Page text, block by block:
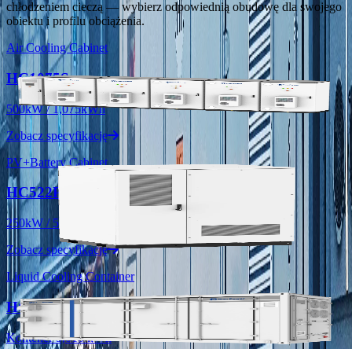
chłodzeniem cieczą — wybierz odpowiednią obudowę dla swojego
obiektu i profilu obciążenia.
Air Cooling Cabinet
HC1075S
500kW / 1,075kWh
Zobacz specyfikację
PV+Battery Cabinet
HC522P
250kW / 522kWh
Zobacz specyfikację
Liquid Cooling Container
HC5010L
Kontener 5,010 kWh